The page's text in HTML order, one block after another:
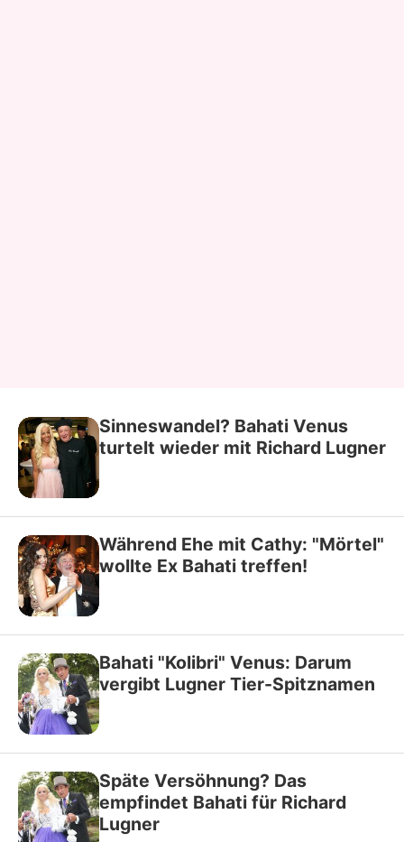
Sinneswandel? Bahati Venus
turtelt wieder mit Richard Lugner
Während Ehe mit Cathy: "Mörtel"
wollte Ex Bahati treffen!
Bahati "Kolibri" Venus: Darum
vergibt Lugner Tier-Spitznamen
Späte Versöhnung? Das
empfindet Bahati für Richard
Lugner